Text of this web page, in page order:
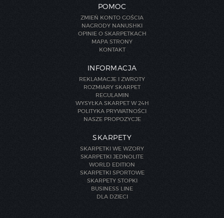
POMOC
ZMIEŃ KONTO GOŚCIA
NAGRODY NANUSHKI
OPINIE O SKARPETKACH
MAPA STRONY
KONTAKT
INFORMACJA
REKLAMACJE I ZWROTY
ROZMIARY SKARPET
REGULAMIN
WYSYŁKA SKARPET W 24H
POLITYKA PRYWATNOŚCI
NASZE PROPOZYCJE
SKARPETY
SKARPETKI WE WZORY
SKARPETKI JEDNOLITE
WORLD EDITION
SKARPETKI SPORTOWE
SKARPETY STOPKI
BUSINESS LINE
DLA DZIECI